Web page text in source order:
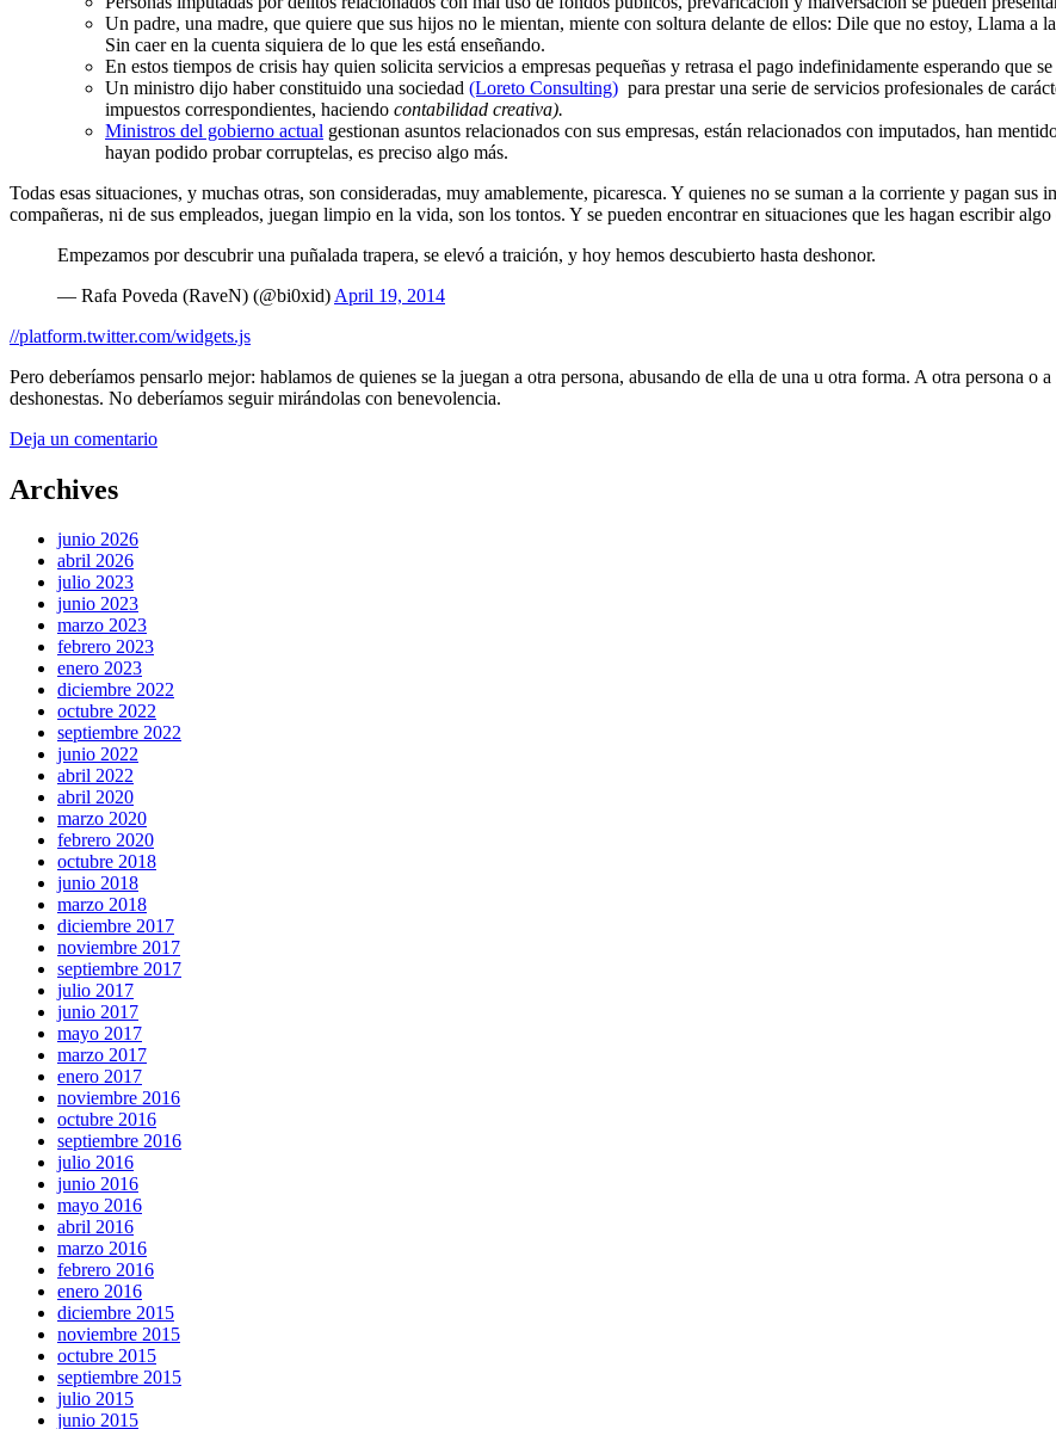
Un padre, una madre, que quiere que sus hijos no le mientan, miente con soltura delante de ellos: Dile que no estoy, Llama
Sin caer en la cuenta siquiera de lo que les está enseñando.
En estos tiempos de crisis hay quien solicita servicios a empresas pequeñas y retrasa el pago indefinidamente esperando que
Un ministro dijo haber constituido una sociedad (Loreto Consulting) para prestar una serie de servicios profesionales de
impuestos correspondientes, haciendo contabilidad creativa).
Ministros del gobierno actual gestionan asuntos relacionados con sus empresas, están relacionados con imputados, han
hayan podido probar corruptelas, es preciso algo más.
Todas esas situaciones, y muchas otras, son consideradas, muy amablemente, picaresca. Y quienes no se suman a la corriente y pagan sus
compañeras, ni de sus empleados, juegan limpio en la vida, son los tontos. Y se pueden encontrar en situaciones que les hagan escribir algo
Empezamos por descubrir una puñalada trapera, se elevó a traición, y hoy hemos descubierto hasta deshonor.
— Rafa Poveda (RaveN) (@bi0xid) April 19, 2014
//platform.twitter.com/widgets.js
Pero deberíamos pensarlo mejor: hablamos de quienes se la juegan a otra persona, abusando de ella de una u otra forma. A otra persona
deshonestas. No deberíamos seguir mirándolas con benevolencia.
Deja un comentario
Archives
junio 2026
abril 2026
julio 2023
junio 2023
marzo 2023
febrero 2023
enero 2023
diciembre 2022
octubre 2022
septiembre 2022
junio 2022
abril 2022
abril 2020
marzo 2020
febrero 2020
octubre 2018
junio 2018
marzo 2018
diciembre 2017
noviembre 2017
septiembre 2017
julio 2017
junio 2017
mayo 2017
marzo 2017
enero 2017
noviembre 2016
octubre 2016
septiembre 2016
julio 2016
junio 2016
mayo 2016
abril 2016
marzo 2016
febrero 2016
enero 2016
diciembre 2015
noviembre 2015
octubre 2015
septiembre 2015
julio 2015
junio 2015